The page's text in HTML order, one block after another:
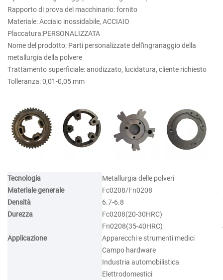
Rapporto di prova del macchinario: fornito
Materiale: Acciaio inossidabile, ACCIAIO
Placcatura:PERSONALIZZATA
Nome del prodotto: Parti personalizzate dell'ingranaggio della
metallurgia della polvere
Trattamento superficiale: anodizzato, lucidatura, cliente richiesto
Tolleranza: 0,01-0,05 mm
Tecnologia Metallurgia delle polveri
Materiale generale
Fc0208/Fn0208
Densità
6.7-6.8
Durezza
Fc0208(20-30HRC)
Fn0208(35-40HRC)
Applicazione
Apparecchi e strumenti medici
Campo hardware
Industria automobilistica
Elettrodomestici